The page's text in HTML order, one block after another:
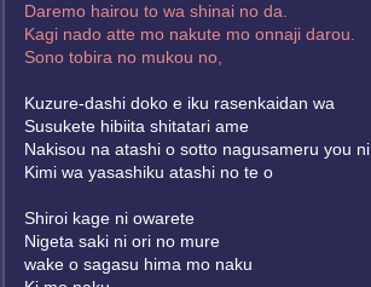
Daremo hairou to wa shinai no da.
Kagi nado atte mo nakute mo onnaji darou.
Sono tobira no mukou no,
Kuzure-dashi doko e iku rasenkaidan wa
Susukete hibiita shitatari ame
Nakisou na atashi o sotto nagusameru you ni
Kimi wa yasashiku atashi no te o
Shiroi kage ni owarete
Nigeta saki ni ori no mure
wake o sagasu hima mo naku